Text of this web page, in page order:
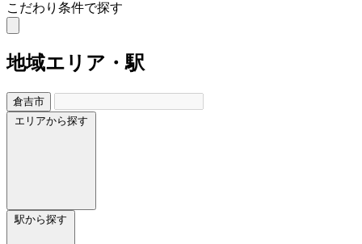
こだわり条件で探す
地域エリア・駅
倉吉市
エリアから探す
駅から探す